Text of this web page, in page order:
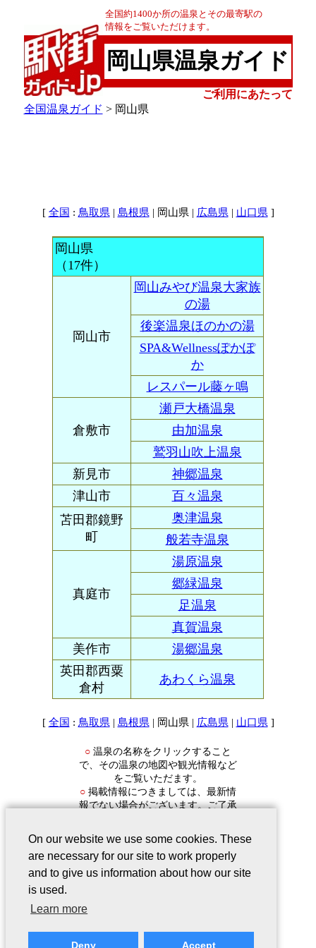
全国約1400か所の温泉とその最寄駅の
情報をご覧いただけます。
岡山県温泉ガイド
ご利用にあたって
全国温泉ガイド > 岡山県
[ 全国 : 鳥取県 | 島根県 | 岡山県 | 広島県 | 山口県 ]
岡山県
（17件）
岡山市
岡山みやび温泉大家族
の湯
後楽温泉ほのかの湯
SPA&Wellnessぽかぽ
か
レスパール藤ヶ鳴
倉敷市
瀬戸大橋温泉
由加温泉
鷲羽山吹上温泉
新見市
神郷温泉
津山市
百々温泉
苫田郡鏡野
町
奥津温泉
般若寺温泉
真庭市
湯原温泉
郷緑温泉
足温泉
真賀温泉
美作市
湯郷温泉
英田郡西粟
倉村
あわくら温泉
[ 全国 : 鳥取県 | 島根県 | 岡山県 | 広島県 | 山口県 ]
○ 温泉の名称をクリックすること
で、その温泉の地図や観光情報など
をご覧いただます。
○ 掲載情報につきましては、最新情
報でない場合がございます。ご了承
会社案内
ポリシー ｜リンクについて｜ご意
On our website we use some cookies. These
are necessary for our site to work properly
and to give us information about how our site
is used.
Learn more
Deny Accept